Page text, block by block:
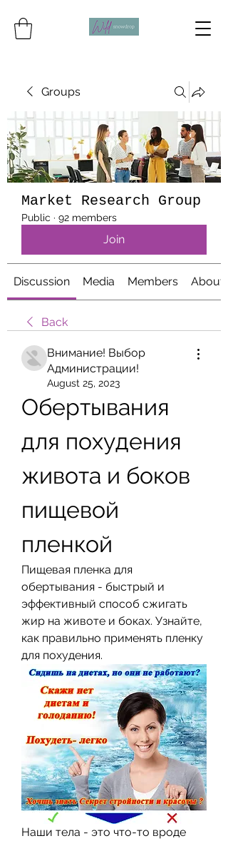
Groups
Market Research Group
Public · 92 members
Join
Discussion Media Members About
Back
Внимание! Выбор
Администрации!
August 25, 2023
Обертывания
для похудения
живота и боков
пищевой
пленкой
Пищевая пленка для
обертывания - быстрый и
эффективный способ сжигать
жир на животе и боках. Узнайте,
как правильно применять пленку
для похудения.
Наши тела - это что-то вроде